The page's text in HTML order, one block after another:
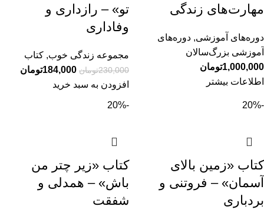
مهارت‌های زندگی
دوره‌های آموزشی, دوره‌های
آموزشی بزرگ‌سالان
1,000,000تومان
اطلاعات بیشتر
تو» – رازداری و
وفاداری
مجموعه زندگی خوب, کتاب
230,000تومان 184,000تومان
افزودن به سبد خرید
-20%
کتاب «زمین بالای
آسمان» – فروتنی و
بردباری
-20%
کتاب «زیر چتر من
باش» – همدلی و
شفقت